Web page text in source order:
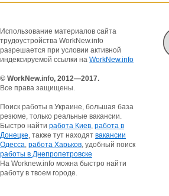
Использование материалов сайта
трудоустройства WorkNew.info
разрешается при условии активной
индексируемой ссылки на WorkNew.info
© WorkNew.info, 2012—2017.
Все права защищены.
Поиск работы в Украине, большая база
резюме, только реальные вакансии.
Быстро найти работа Киев, работа в
Донецке, также тут находят вакансии
Одесса, работа Харьков, удобный поиск
работы в Днепропетровске
На Worknew.info можна быстро найти
работу в твоем городе.